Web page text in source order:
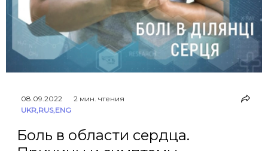
08.09.2022
2 мин. чтения
UKR,RUS,ENG
Боль в области сердца.